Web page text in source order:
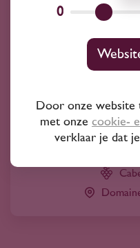
2023
0
Door onze website
met onze cookie-
verklaar je dat